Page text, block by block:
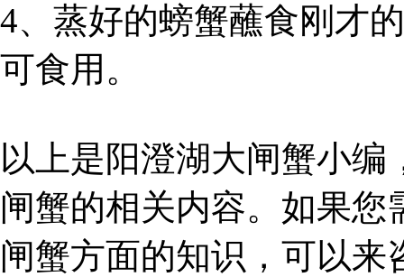
4、蒸好的螃蟹蘸食刚才
可食用。
以上是阳澄湖大闸蟹小
闸蟹的相关内容。如果
闸蟹方面的知识，可以